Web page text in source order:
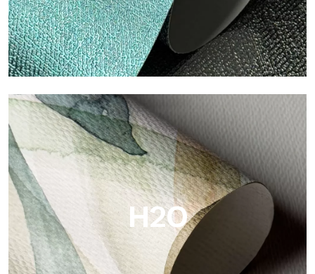
Metal
Metal es el papel pintado metálico de Tecnografica, con
reflejos metálicos únicos que resaltan los colores oro, plata,
cobre y ricos.
H2O